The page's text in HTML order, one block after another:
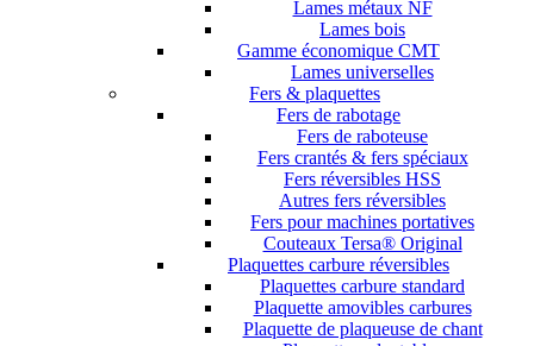
Lames métaux NF
Lames bois
Gamme économique CMT
Lames universelles
Fers & plaquettes
Fers de rabotage
Fers de raboteuse
Fers crantés & fers spéciaux
Fers réversibles HSS
Autres fers réversibles
Fers pour machines portatives
Couteaux Tersa® Original
Plaquettes carbure réversibles
Plaquettes carbure standard
Plaquette amovibles carbures
Plaquette de plaqueuse de chant